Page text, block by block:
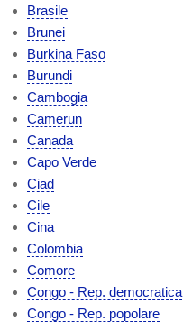
Brasile
Brunei
Burkina Faso
Burundi
Cambogia
Camerun
Canada
Capo Verde
Ciad
Cile
Cina
Colombia
Comore
Congo - Rep. democratica
Congo - Rep. popolare